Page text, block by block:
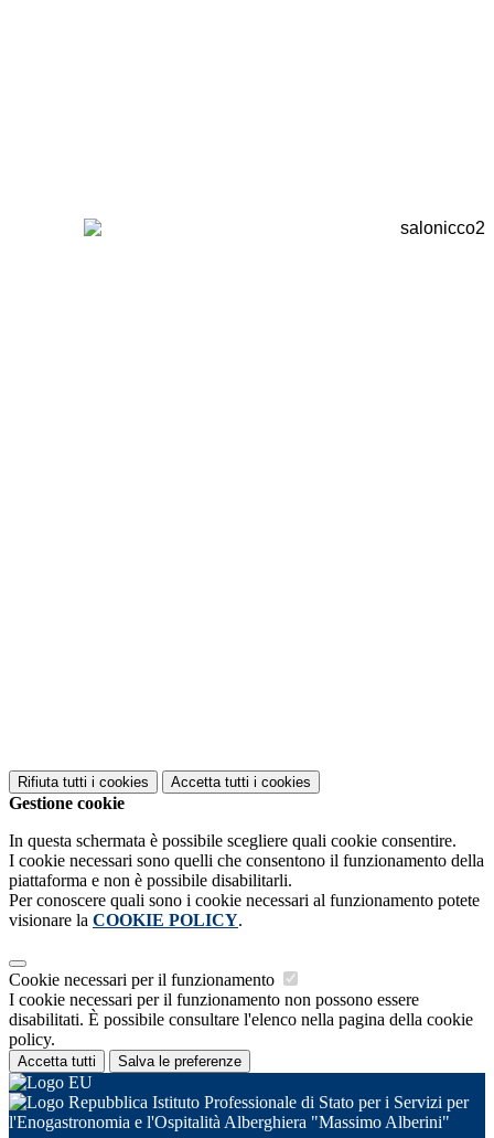
Rifiuta tutti i cookies Accetta tutti i cookies
Gestione cookie
In questa schermata è possibile scegliere quali cookie consentire.
I cookie necessari sono quelli che consentono il funzionamento della
piattaforma e non è possibile disabilitarli.
Per conoscere quali sono i cookie necessari al funzionamento potete
visionare la COOKIE POLICY.
Cookie necessari per il funzionamento
I cookie necessari per il funzionamento non possono essere
disabilitati. È possibile consultare l'elenco nella pagina della cookie
policy.
Accetta tutti Salva le preferenze
Istituto Professionale di Stato per i Servizi per
l'Enogastronomia e l'Ospitalità Alberghiera "Massimo Alberini"